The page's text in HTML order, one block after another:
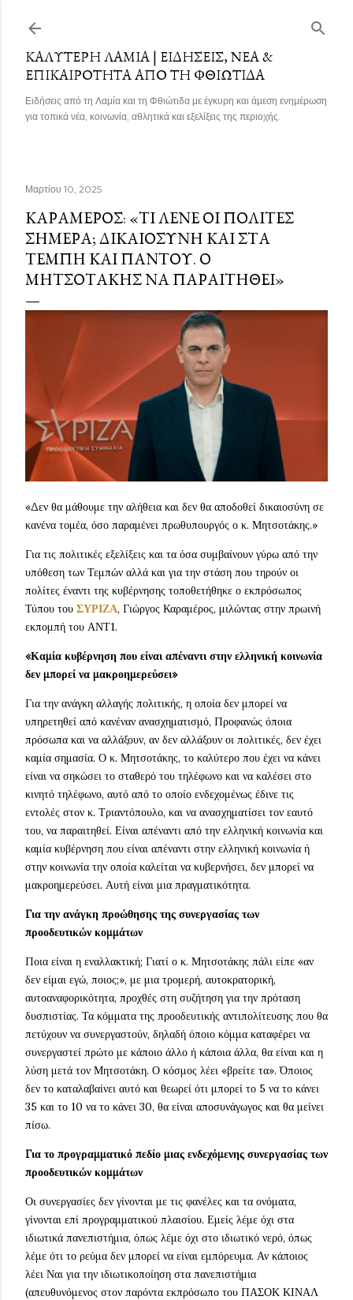
ΚΑΛΎΤΕΡΗ ΛΑΜΊΑ | ΕΙΔΉΣΕΙΣ, ΝΈΑ &
ΕΠΙΚΑΙΡΌΤΗΤΑ ΑΠΌ ΤΗ ΦΘΙΏΤΙΔΑ
Ειδήσεις από τη Λαμία και τη Φθιώτιδα με έγκυρη και άμεση ενημέρωση
για τοπικά νέα, κοινωνία, αθλητικά και εξελίξεις της περιοχής.
Μαρτίου 10, 2025
ΚΑΡΑΜΈΡΟΣ: «ΤΙ ΛΈΝΕ ΟΙ ΠΟΛΊΤΕΣ
ΣΉΜΕΡΑ; ΔΙΚΑΙΟΣΎΝΗ ΚΑΙ ΣΤΑ
ΤΈΜΠΗ ΚΑΙ ΠΑΝΤΟΎ. Ο
ΜΗΤΣΟΤΆΚΗΣ ΝΑ ΠΑΡΑΙΤΗΘΕΊ»
«Δεν θα μάθουμε την αλήθεια και δεν θα αποδοθεί δικαιοσύνη σε
κανένα τομέα, όσο παραμένει πρωθυπουργός ο κ. Μητσοτάκης.»
Για τις πολιτικές εξελίξεις και τα όσα συμβαίνουν γύρω από την
υπόθεση των Τεμπών αλλά και για την στάση που τηρούν οι
πολίτες έναντι της κυβέρνησης τοποθετήθηκε ο εκπρόσωπος
Τύπου του ΣΥΡΙΖΑ, Γιώργος Καραμέρος, μιλώντας στην πρωινή
εκπομπή του ΑΝΤ1.
«Καμία κυβέρνηση που είναι απέναντι στην ελληνική κοινωνία
δεν μπορεί να μακροημερεύσει»
Για την ανάγκη αλλαγής πολιτικής, η οποία δεν μπορεί να
υπηρετηθεί από κανέναν ανασχηματισμό, Προφανώς όποια
πρόσωπα και να αλλάξουν, αν δεν αλλάξουν οι πολιτικές, δεν έχει
καμία σημασία. Ο κ. Μητσοτάκης, το καλύτερο που έχει να κάνει
είναι να σηκώσει το σταθερό του τηλέφωνο και να καλέσει στο
κινητό τηλέφωνο, αυτό από το οποίο ενδεχομένως έδινε τις
εντολές στον κ. Τριαντόπουλο, και να ανασχηματίσει τον εαυτό
του, να παραιτηθεί. Είναι απέναντι από την ελληνική κοινωνία και
καμία κυβέρνηση που είναι απέναντι στην ελληνική κοινωνία ή
στην κοινωνία την οποία καλείται να κυβερνήσει, δεν μπορεί να
μακροημερεύσει. Αυτή είναι μια πραγματικότητα.
Για την ανάγκη προώθησης της συνεργασίας των
προοδευτικών κομμάτων
Ποια είναι η εναλλακτική; Γιατί ο κ. Μητσοτάκης πάλι είπε «αν
δεν είμαι εγώ, ποιος;», με μια τρομερή, αυτοκρατορική,
αυτοαναφορικότητα, προχθές στη συζήτηση για την πρόταση
δυσπιστίας. Τα κόμματα της προοδευτικής αντιπολίτευσης που θα
πετύχουν να συνεργαστούν, δηλαδή όποιο κόμμα καταφέρει να
συνεργαστεί πρώτο με κάποιο άλλο ή κάποια άλλα, θα είναι και η
λύση μετά τον Μητσοτάκη. Ο κόσμος λέει «βρείτε τα». Όποιος
δεν το καταλαβαίνει αυτό και θεωρεί ότι μπορεί το 5 να το κάνει
35 και το 10 να το κάνει 30, θα είναι αποσυνάγωγος και θα μείνει
πίσω.
Για το προγραμματικό πεδίο μιας ενδεχόμενης συνεργασίας των
προοδευτικών κομμάτων
Οι συνεργασίες δεν γίνονται με τις φανέλες και τα ονόματα,
γίνονται επί προγραμματικού πλαισίου. Εμείς λέμε όχι στα
ιδιωτικά πανεπιστήμια, όπως λέμε όχι στο ιδιωτικό νερό, όπως
λέμε ότι το ρεύμα δεν μπορεί να είναι εμπόρευμα. Αν κάποιος
λέει Ναι για την ιδιωτικοποίηση στα πανεπιστήμια
(απευθυνόμενος στον παρόντα εκπρόσωπο του ΠΑΣΟΚ ΚΙΝΑΛ